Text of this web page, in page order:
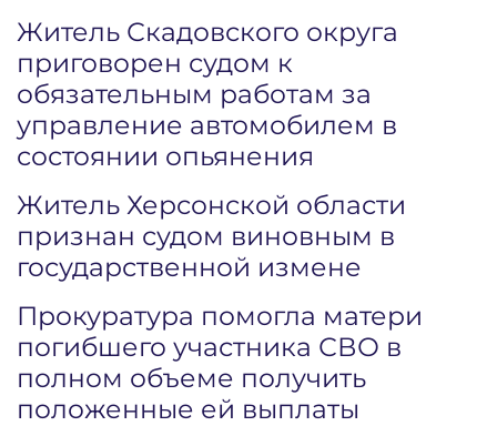
Житель Скадовского округа
приговорен судом к
обязательным работам за
управление автомобилем в
состоянии опьянения
Житель Херсонской области
признан судом виновным в
государственной измене
Прокуратура помогла матери
погибшего участника СВО в
полном объеме получить
положенные ей выплаты